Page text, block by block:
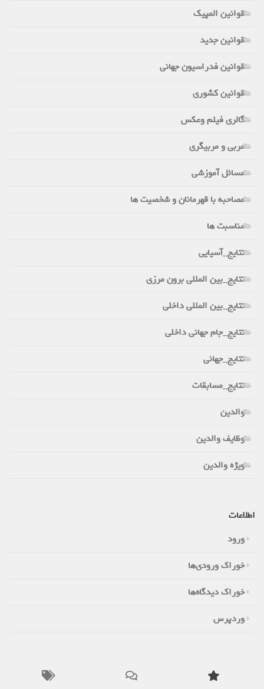
قوانین المپیک
قوانین جدید
قوانین فدراسیون جهانی
قوانین کشوری
گالری فیلم وعکس
مربی و مربیگری
مسائل آموزشی
مصاحبه با قهرمانان و شخصیت ها
مناسبت ها
نتایج_آسیایی
نتایج_بین المللی برون مرزی
نتایج_بین المللی داخلی
نتایج_جام جهانی داخلی
نتایج_جهانی
نتایج_مسابقات
والدین
وظایف والدین
ویژه والدین
اطلاعات
ورود
خوراک ورودی‌ها
خوراک دیدگاه‌ها
وردپرس